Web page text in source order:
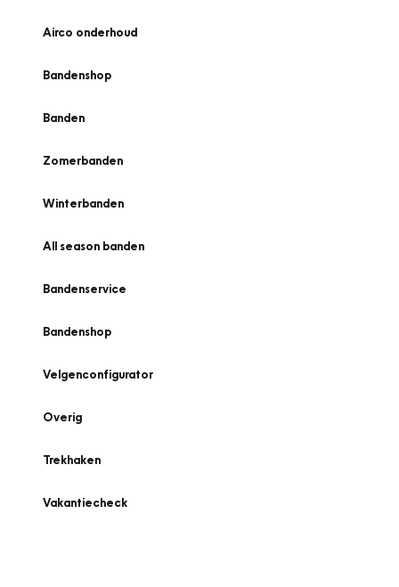
Airco onderhoud
Bandenshop
Banden
Zomerbanden
Winterbanden
All season banden
Bandenservice
Bandenshop
Velgenconfigurator
Overig
Trekhaken
Vakantiecheck